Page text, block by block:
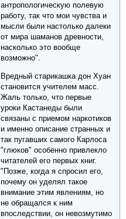
антропологическую полевую
работу, так что мои чувства и
мысли были настолько далеки
от мира шаманов древности,
насколько это вообще
возможно".
Вредный старикашка дон Хуан
становится учителем масс.
Жаль только, что первые
уроки Кастанеды были
связаны с приемом наркотиков
и именно описание странных и
так пугавших самого Карлоса
"глюков" особенно привлекло
читателей его первых книг.
"Позже, когда я спросил его,
почему он уделял такое
внимание этим явлениям, но
не обращался к ним
впоследствии, он невозмутимо